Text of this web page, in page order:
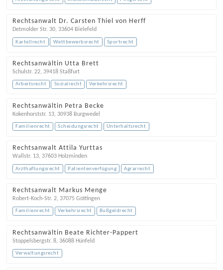
Rechtsanwalt Dr. Carsten Thiel von Herff
Detmolder Str. 30, 33604 Bielefeld
Kartellrecht Wettbewerbsrecht Sportrecht
Rechtsanwältin Utta Brett
Schulstr. 22, 39418 Staßfurt
Arbeitsrecht Sozialrecht Verkehrsrecht
Rechtsanwältin Petra Becke
Kokenhorststr. 13, 30938 Burgwedel
Familienrecht Scheidungsrecht Unterhaltsrecht
Rechtsanwalt Attila Yurttas
Wallstr. 13, 37603 Holzminden
Arzthaftungsrecht Patientenverfügung Agrarrecht
Rechtsanwalt Markus Menge
Robert-Koch-Str. 2, 37075 Göttingen
Familienrecht Verkehrsrecht Bußgeldrecht
Rechtsanwältin Beate Richter-Pappert
Stoppelsbergstr. 8, 36088 Hünfeld
Verwaltungsrecht